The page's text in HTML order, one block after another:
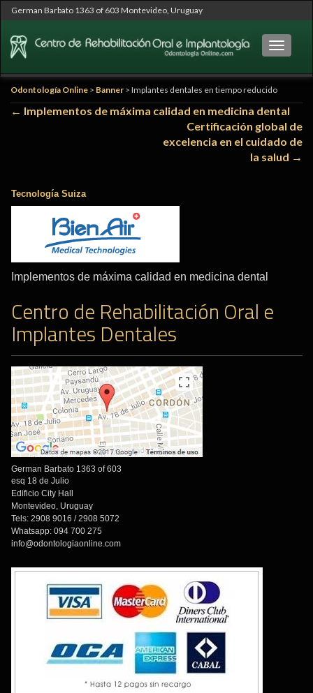
German Barbato 1363 of 603 Montevideo, Uruguay
Odontología Online > Banner > Implantes dentales en tiempo reducido
Navegación
← Implementos de máxima calidad en medicina dental
Certificación global de
excelencia en el cuidado de
la salud →
Tecnología Suiza
Implementos de máxima calidad en medicina dental
Centro de Rehabilitación Oral e
Implantes Dentales
German Barbato 1363 of 603
esq 18 de Julio
Edificio City Hall
Montevideo, Uruguay
Tels: 2908 9016 / 2908 5072
Whatsapp: 094 700 275
info@odontologiaonline.com